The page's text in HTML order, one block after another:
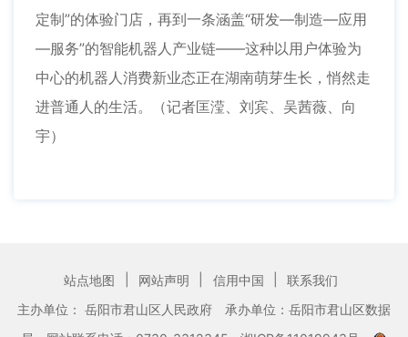
定制”的体验门店，再到一条涵盖“研发—制造—应用
—服务”的智能机器人产业链——这种以用户体验为
中心的机器人消费新业态正在湖南萌芽生长，悄然走
进普通人的生活。（记者匡滢、刘宾、吴茜薇、向
宇）
站点地图 网站声明 信用中国
联系我们
主办单位： 岳阳市君山区人民政府
承办单位：岳阳市君山区数据